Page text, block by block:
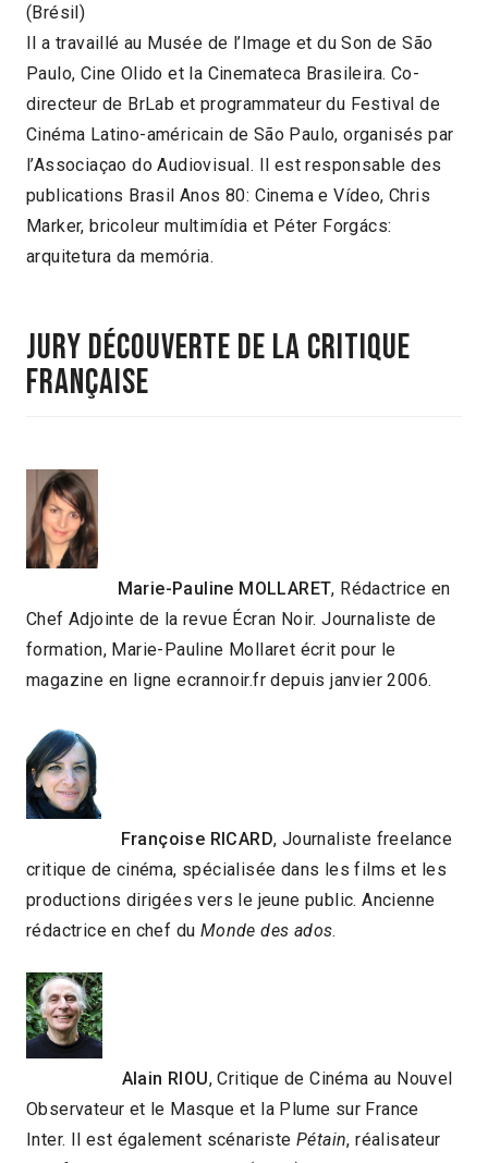
(Brésil)
Il a travaillé au Musée de l’Image et du Son de São
Paulo, Cine Olido et la Cinemateca Brasileira. Co-
directeur de BrLab et programmateur du Festival de
Cinéma Latino-américain de São Paulo, organisés par
l’Associaçao do Audiovisual. Il est responsable des
publications Brasil Anos 80: Cinema e Vídeo, Chris
Marker, bricoleur multimídia et Péter Forgács:
arquitetura da memória.
Jury Découverte de la critique
française
Marie-Pauline MOLLARET, Rédactrice en
Chef Adjointe de la revue Écran Noir. Journaliste de
formation, Marie-Pauline Mollaret écrit pour le
magazine en ligne ecrannoir.fr depuis janvier 2006.
Françoise RICARD, Journaliste freelance
critique de cinéma, spécialisée dans les films et les
productions dirigées vers le jeune public. Ancienne
rédactrice en chef du Monde des ados.
Alain RIOU, Critique de Cinéma au Nouvel
Observateur et le Masque et la Plume sur France
Inter. Il est également scénariste Pétain, réalisateur